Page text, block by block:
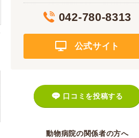
042-780-8313
公式サイト
口コミを投稿する
動物病院の関係者の方へ